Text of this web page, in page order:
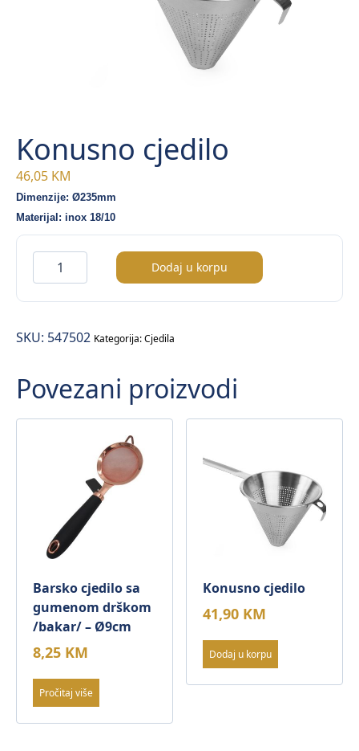
Konusno cjedilo
46,05 KM
Dimenzije: Ø235mm
Materijal: inox 18/10
Konusno
cjedilo
količina
Dodaj u korpu
SKU: 547502 Kategorija:Cjedila
Povezani proizvodi
Barsko cjedilo sa
gumenom drškom
/bakar/ – Ø9cm
8,25 KM
Pročitaj više
Konusno cjedilo
41,90 KM
Dodaj u korpu